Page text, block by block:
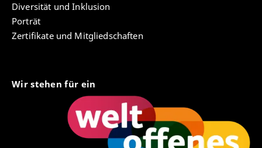
Diversität und Inklusion
Porträt
Zertifikate und Mitgliedschaften
Wir stehen für ein